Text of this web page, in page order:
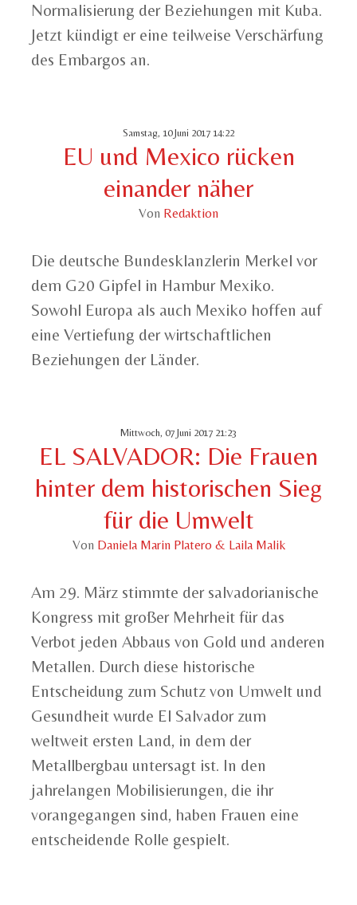
Normalisierung der Beziehungen mit Kuba.
Jetzt kündigt er eine teilweise Verschärfung
des Embargos an.
Samstag, 10 Juni 2017 14:22
EU und Mexico rücken
einander näher
Von Redaktion
Die deutsche Bundesklanzlerin Merkel vor
dem G20 Gipfel in Hambur Mexiko.
Sowohl Europa als auch Mexiko hoffen auf
eine Vertiefung der wirtschaftlichen
Beziehungen der Länder.
Mittwoch, 07 Juni 2017 21:23
EL SALVADOR: Die Frauen
hinter dem historischen Sieg
für die Umwelt
Von Daniela Marin Platero & Laila Malik
Am 29. März stimmte der salvadorianische
Kongress mit großer Mehrheit für das
Verbot jeden Abbaus von Gold und anderen
Metallen. Durch diese historische
Entscheidung zum Schutz von Umwelt und
Gesundheit wurde El Salvador zum
weltweit ersten Land, in dem der
Metallbergbau untersagt ist. In den
jahrelangen Mobilisierungen, die ihr
vorangegangen sind, haben Frauen eine
entscheidende Rolle gespielt.